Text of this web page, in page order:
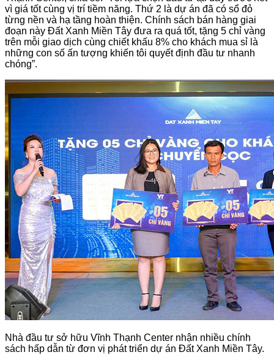
vì giá tốt cùng vị trí tiềm năng. Thứ 2 là dự án đã có sổ đỏ
từng nền và hạ tầng hoàn thiện. Chính sách bán hàng giai
đoạn này Đất Xanh Miền Tây đưa ra quá tốt, tặng 5 chỉ vàng
trên mỗi giao dịch cùng chiết khấu 8% cho khách mua sỉ là
những con số ấn tượng khiến tôi quyết định đầu tư nhanh
chóng”.
Nhà đầu tư sở hữu Vĩnh Thạnh Center nhận nhiều chính
sách hấp dẫn từ đơn vị phát triển dự án Đất Xanh Miền Tây.